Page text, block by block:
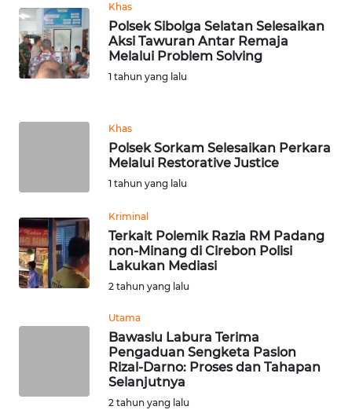
Khas
Polsek Sibolga Selatan Selesaikan
Aksi Tawuran Antar Remaja
Melalui Problem Solving
1 tahun yang lalu
Khas
Polsek Sorkam Selesaikan Perkara
Melalui Restorative Justice
1 tahun yang lalu
Kriminal
Terkait Polemik Razia RM Padang
non-Minang di Cirebon Polisi
Lakukan Mediasi
2 tahun yang lalu
Utama
Bawaslu Labura Terima
Pengaduan Sengketa Paslon
Rizal-Darno: Proses dan Tahapan
Selanjutnya
2 tahun yang lalu
WN
SUMBAR
WN
WN
JATENG